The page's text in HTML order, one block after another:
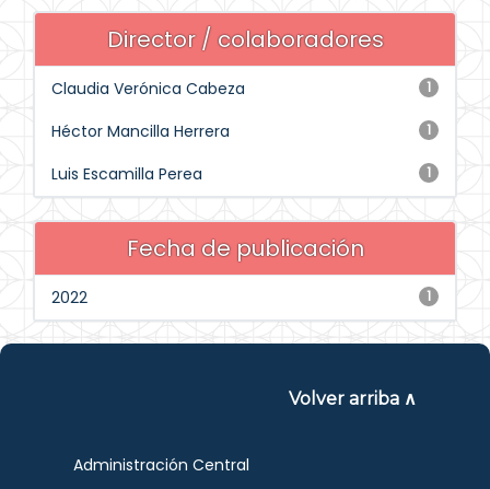
Director / colaboradores
1
Claudia Verónica Cabeza
1
Héctor Mancilla Herrera
1
Luis Escamilla Perea
Fecha de publicación
1
2022
Volver arriba ∧
Administración Central